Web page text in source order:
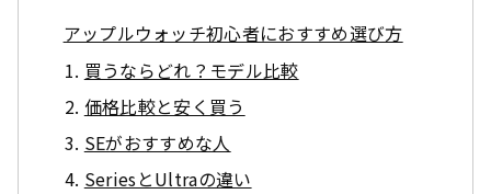
アップルウォッチ初心者におすすめ選び方
買うならどれ？モデル比較
価格比較と安く買う
SEがおすすめな人
SeriesとUltraの違い